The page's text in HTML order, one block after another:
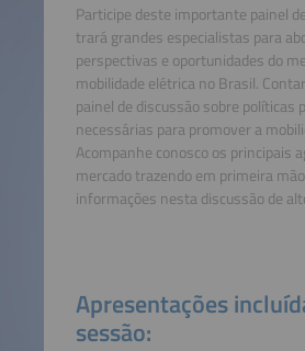
Participe deste importante painel
trará grandes especialistas para
perspectivas e oportunidades do
mobilidade elétrica no Brasil.
painel de discussão sobre políticas
necessárias para promover a
Acompanhe conosco os principais
mercado trazendo em primeira
informações nesta discussão de
Apresentações
sessão: